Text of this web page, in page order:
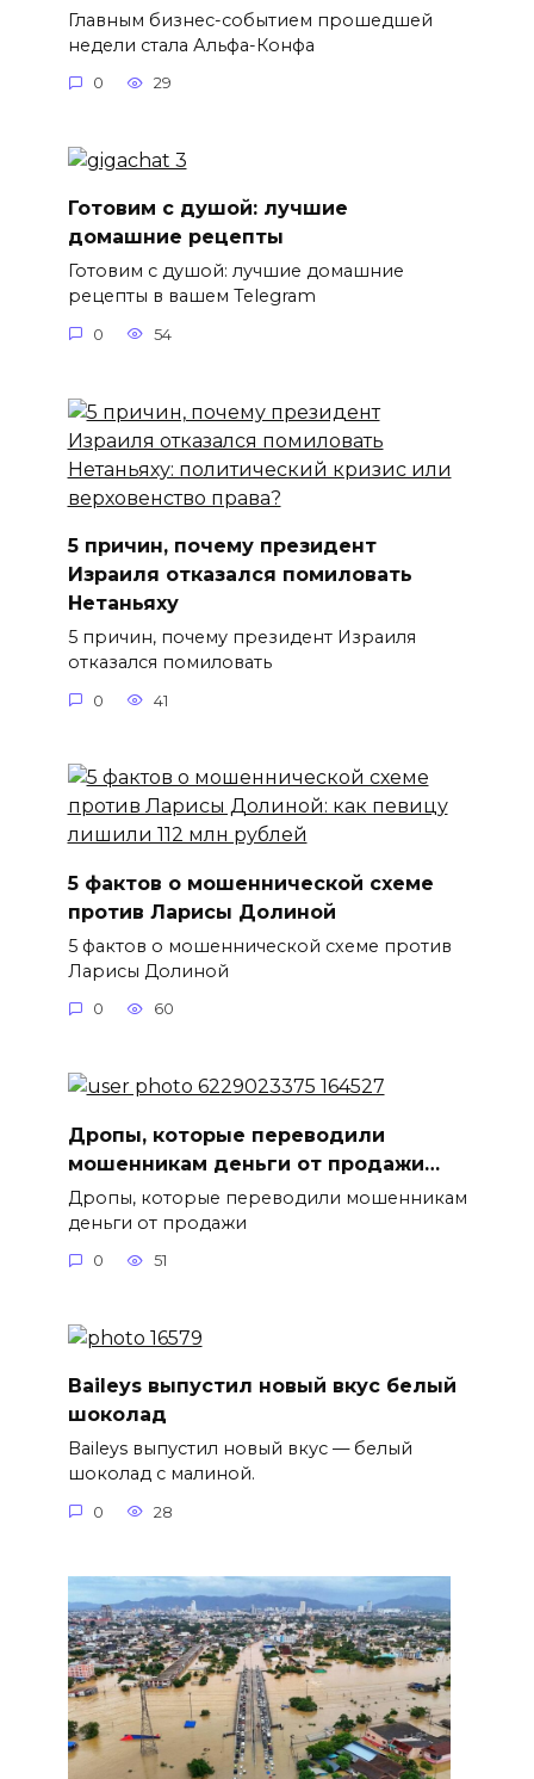
Главным бизнес-событием прошедшей
недели стала Альфа-Конфа
0 29
Готовим с душой: лучшие
домашние рецепты
Готовим с душой: лучшие домашние
рецепты в вашем Telegram
0 54
5 причин, почему президент
Израиля отказался помиловать
Нетаньяху
5 причин, почему президент Израиля
отказался помиловать
0 41
5 фактов о мошеннической схеме
против Ларисы Долиной
5 фактов о мошеннической схеме против
Ларисы Долиной
0 60
Дропы, которые переводили
мошенникам деньги от продажи…
Дропы, которые переводили мошенникам
деньги от продажи
0 51
Baileys выпустил новый вкус белый
шоколад
Baileys выпустил новый вкус — белый
шоколад с малиной.
0 28